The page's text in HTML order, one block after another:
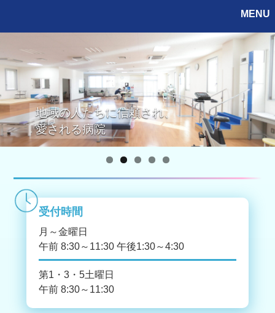
MENU
地域の人たちに信頼され、
愛される病院
受付時間
月～金曜日
午前 8:30～11:30 午後1:30～4:30
第1・3・5土曜日
午前 8:30～11:30